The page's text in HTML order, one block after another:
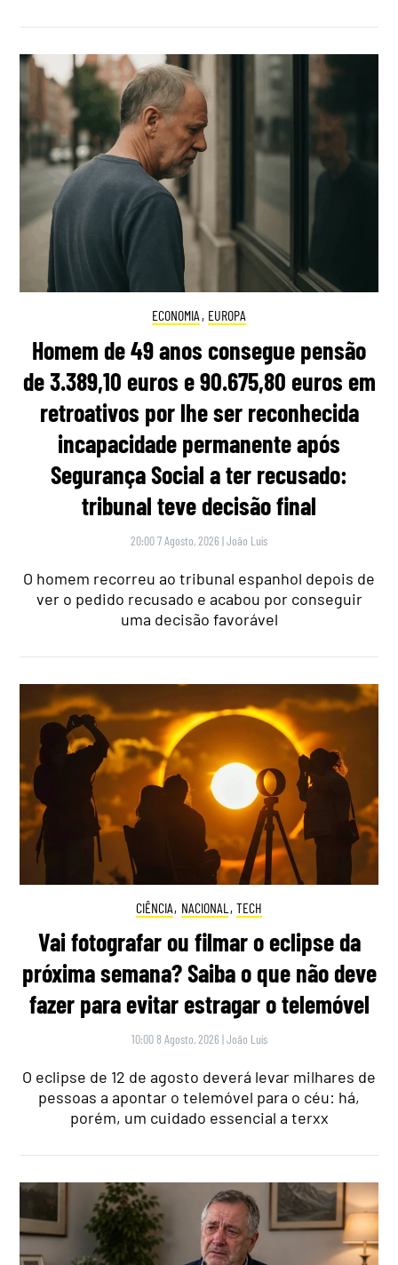
ECONOMIA , EUROPA
Homem de 49 anos consegue pensão
de 3.389,10 euros e 90.675,80 euros em
retroativos por lhe ser reconhecida
incapacidade permanente após
Segurança Social a ter recusado:
tribunal teve decisão final
20:00 7 Agosto, 2026 |João Luís
O homem recorreu ao tribunal espanhol depois de
ver o pedido recusado e acabou por conseguir
uma decisão favorável
CIÊNCIA, NACIONAL , TECH
Vai fotografar ou filmar o eclipse da
próxima semana? Saiba o que não deve
fazer para evitar estragar o telemóvel
10:00 8 Agosto, 2026 |João Luís
O eclipse de 12 de agosto deverá levar milhares de
pessoas a apontar o telemóvel para o céu: há,
porém, um cuidado essencial a terxx